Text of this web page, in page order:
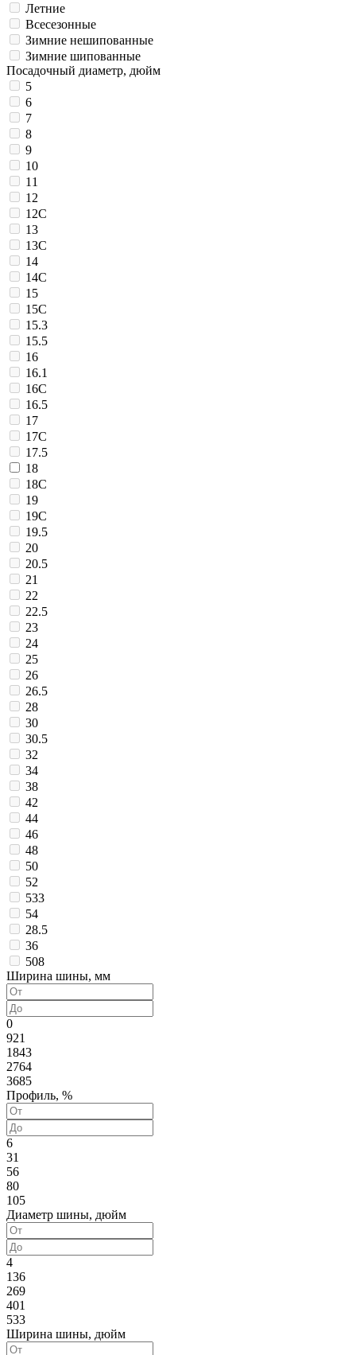
Летние
Всесезонные
Зимние нешипованные
Зимние шипованные
Посадочный диаметр, дюйм
5
6
7
8
9
10
11
12
12C
13
13C
14
14C
15
15C
15.3
15.5
16
16.1
16C
16.5
17
17C
17.5
18
18C
19
19C
19.5
20
20.5
21
22
22.5
23
24
25
26
26.5
28
30
30.5
32
34
38
42
44
46
48
50
52
533
54
28.5
36
508
Ширина шины, мм
0
921
1843
2764
3685
Профиль, %
6
31
56
80
105
Диаметр шины, дюйм
4
136
269
401
533
Ширина шины, дюйм